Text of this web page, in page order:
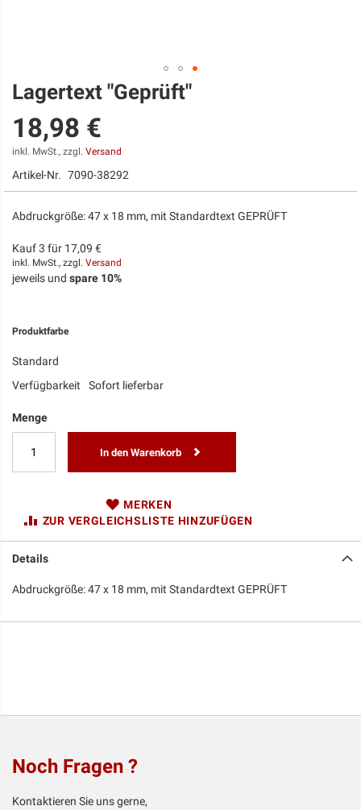
Zum
Anfang
der
Bildgalerie
springen
Lagertext "Geprüft"
18,98 €
inkl. MwSt., zzgl. Versand
Artikel-Nr. 7090-38292
Abdruckgröße: 47 x 18 mm, mit Standardtext GEPRÜFT
Kauf 3 für 17,09 €
inkl. MwSt., zzgl. Versand
jeweils und spare 10%
Produktfarbe
Standard
Verfügbarkeit
Sofort lieferbar
Menge
In den Warenkorb
MERKEN
ZUR VERGLEICHSLISTE HINZUFÜGEN
Details
Abdruckgröße: 47 x 18 mm, mit Standardtext GEPRÜFT
Noch Fragen ?
Kontaktieren Sie uns gerne,